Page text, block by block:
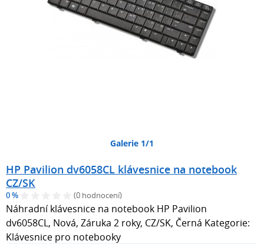
Galerie 1/1
HP Pavilion dv6058CL klávesnice na notebook
CZ/SK
0 % (0 hodnocení)
Náhradní klávesnice na notebook HP Pavilion
dv6058CL, Nová, Záruka 2 roky, CZ/SK, Černá Kategorie:
Klávesnice pro notebooky